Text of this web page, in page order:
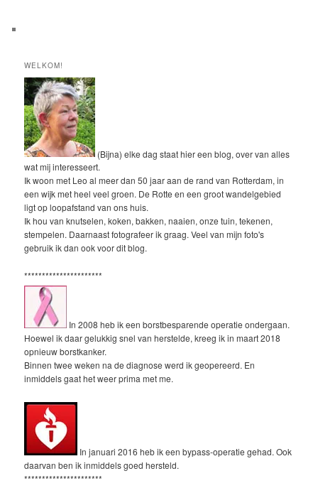
WELKOM!
(Bijna) elke dag staat hier een blog, over van alles
wat mij interesseert.
Ik woon met Leo al meer dan 50 jaar aan de rand van Rotterdam, in
een wijk met heel veel groen. De Rotte en een groot wandelgebied
ligt op loopafstand van ons huis.
Ik hou van knutselen, koken, bakken, naaien, onze tuin, tekenen,
stempelen. Daarnaast fotografeer ik graag. Veel van mijn foto's
gebruik ik dan ook voor dit blog.
**********************
In 2008 heb ik een borstbesparende operatie ondergaan.
Hoewel ik daar gelukkig snel van herstelde, kreeg ik in maart 2018
opnieuw borstkanker.
Binnen twee weken na de diagnose werd ik geopereerd. En
inmiddels gaat het weer prima met me.
In januari 2016 heb ik een bypass-operatie gehad. Ook
daarvan ben ik inmiddels goed hersteld.
**********************